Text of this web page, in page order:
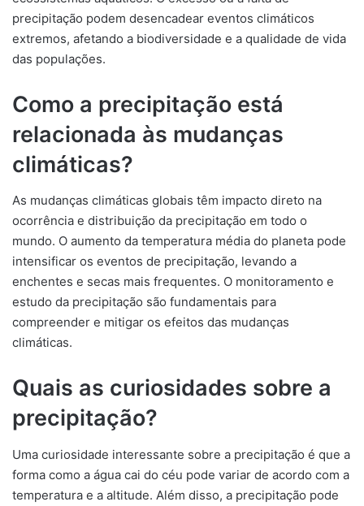
precipitação podem desencadear eventos climáticos
extremos, afetando a biodiversidade e a qualidade de vida
das populações.
Como a precipitação está
relacionada às mudanças
climáticas?
As mudanças climáticas globais têm impacto direto na
ocorrência e distribuição da precipitação em todo o
mundo. O aumento da temperatura média do planeta pode
intensificar os eventos de precipitação, levando a
enchentes e secas mais frequentes. O monitoramento e
estudo da precipitação são fundamentais para
compreender e mitigar os efeitos das mudanças
climáticas.
Quais as curiosidades sobre a
precipitação?
Uma curiosidade interessante sobre a precipitação é que a
forma como a água cai do céu pode variar de acordo com a
temperatura e a altitude. Além disso, a precipitação pode